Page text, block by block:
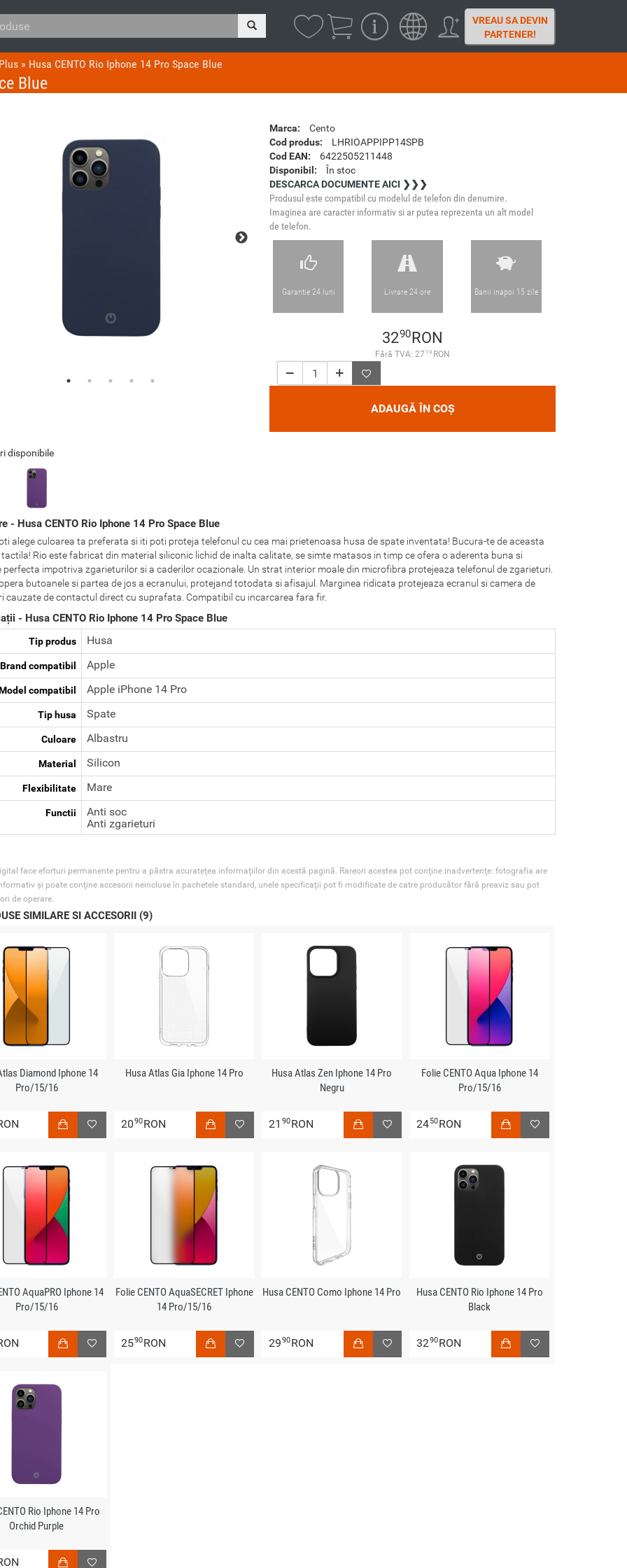
VREAU SA DEVIN
PARTENER!
» Husa CENTO Rio Iphone 14 Pro Space Blue
Blue
Marca:
Cento
Cod produs:
LHRIOAPPIPP14SPB
Cod EAN:
6422505211448
Disponibil:
În stoc
DESCARCA DOCUMENTE AICI ❯❯❯
Produsul este compatibil cu modelul de telefon din denumire.
Imaginea are caracter informativ si ar putea reprezenta un alt model
de telefon.
Garantie 24 luni Livrare 24 ore Banii inapoi 15 zile
3290RON
Fără TVA: 27 19 RON
ADAUGĂ ÎN COȘ
disponibile
- Husa CENTO Rio Iphone 14 Pro Space Blue
alege culoarea ta preferata si iti poti proteja telefonul cu cea mai prietenoasa husa de spate inventata! Bucura-te de aceasta
Rio este fabricat din material siliconic lichid de inalta calitate, se simte matasos in timp ce ofera o aderenta buna si
perfecta impotriva zgarieturilor si a caderilor ocazionale. Un strat interior moale din microfibra protejeaza telefonul de zgarieturi.
butoanele si partea de jos a ecranului, protejand totodata si afisajul. Marginea ridicata protejeaza ecranul si camera de
cauzate de contactul direct cu suprafata. Compatibil cu incarcarea fara fir.
- Husa CENTO Rio Iphone 14 Pro Space Blue
Tip produs Husa
Brand compatibil Apple
compatibil Apple iPhone 14 Pro
Tip husa Spate
Culoare Albastru
Material Silicon
Flexibilitate Mare
Functii
Anti soc
Anti zgarieturi
face eforturi permanente pentru a păstra acurateţea informaţiilor din acestă pagină. Rareori acestea pot conţine inadvertenţe: fotografia are
şi poate conţine accesorii neincluse în pachetele standard, unele specificaţii pot fi modificate de catre producător fără preaviz sau pot
de operare.
SIMILARE SI ACCESORII (9)
Diamond Iphone 14
Pro/15/16
Husa Atlas Gia Iphone 14 Pro
2090RON
Husa Atlas Zen Iphone 14 Pro
Negru
21 90RON
Folie CENTO Aqua Iphone 14
Pro/15/16
2450RON
AquaPRO Iphone 14
Pro/15/16
Folie CENTO AquaSECRET Iphone
14 Pro/15/16
2590RON
Husa CENTO Como Iphone 14 Pro
2990RON
Husa CENTO Rio Iphone 14 Pro
Black
3290RON
Rio Iphone 14 Pro
Orchid Purple